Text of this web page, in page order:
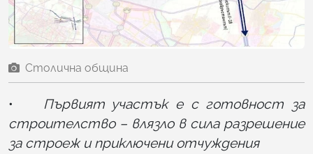
Столична община
•
Първият участък е с готовност за
строителство – влязло в сила разрешение
за строеж и приключени отчуждения